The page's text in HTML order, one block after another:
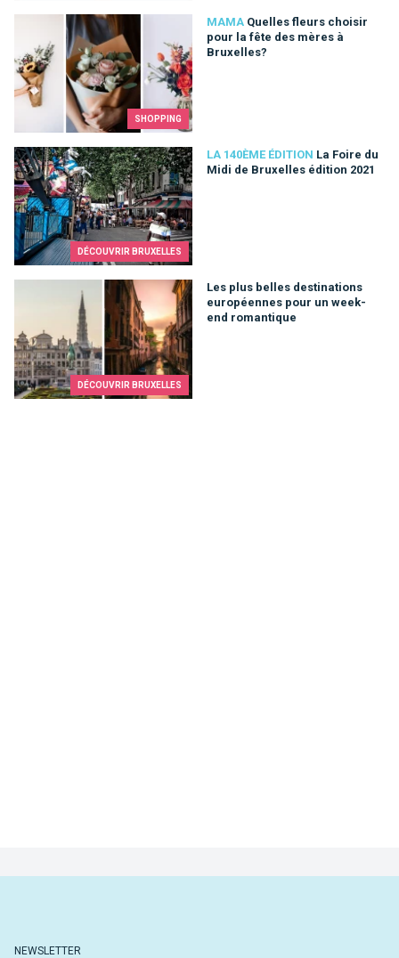
SHOPPING
MAMA Quelles fleurs choisir
pour la fête des mères à
Bruxelles?
Quelles fleurs choisir pour la fête des mères à Bruxelles?
DÉCOUVRIR BRUXELLES
LA 140ÈME ÉDITION La Foire du
Midi de Bruxelles édition 2021
La Foire du Midi de Bruxelles édition 2021
DÉCOUVRIR BRUXELLES
Les plus belles destinations
européennes pour un week-
end romantique
Les plus belles destinations européennes pour un week-end
NEWSLETTER